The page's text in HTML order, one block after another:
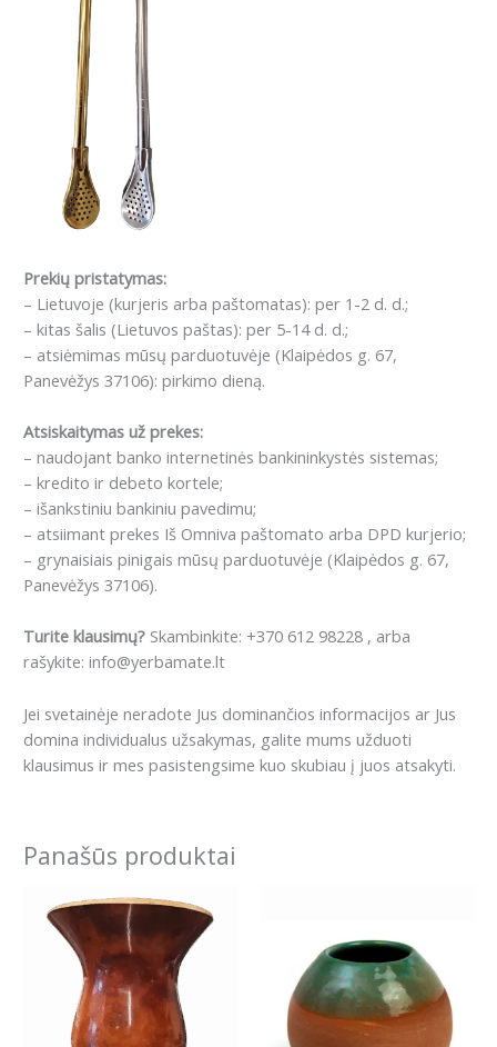
Prekių pristatymas:
– Lietuvoje (kurjeris arba paštomatas): per 1-2 d. d.;
– kitas šalis (Lietuvos paštas): per 5-14 d. d.;
– atsiėmimas mūsų parduotuvėje (Klaipėdos g. 67,
Panevėžys 37106): pirkimo dieną.
Atsiskaitymas už prekes:
– naudojant banko internetinės bankininkystės sistemas;
– kredito ir debeto kortele;
– išankstiniu bankiniu pavedimu;
– atsiimant prekes Iš Omniva paštomato arba DPD kurjerio;
– grynaisiais pinigais mūsų parduotuvėje (Klaipėdos g. 67,
Panevėžys 37106).
Turite klausimų? Skambinkite: +370 612 98228 , arba
rašykite: info@yerbamate.lt
Jei svetainėje neradote Jus dominančios informacijos ar Jus
domina individualus užsakymas, galite mums užduoti
klausimus ir mes pasistengsime kuo skubiau į juos atsakyti.
Panašūs produktai
This
product
has
multiple
variants.
The